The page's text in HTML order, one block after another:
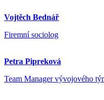
Vojtěch Bednář
Firemní sociolog
Petra Pipreková
Team Manager vývojového